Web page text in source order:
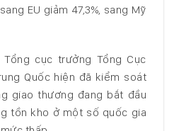
EU giảm 47,3%, sang Mỹ
cục trưởng Tổng Cục
Quốc hiện đã kiểm soát
giao thương đang bắt đầu
tồn kho ở một số quốc gia